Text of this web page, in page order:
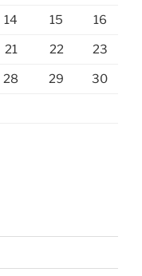
14 15 16
21 22 23
28 29 30